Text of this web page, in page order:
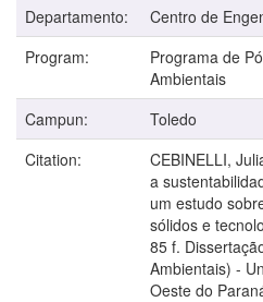
Departamento:
Centro de
Program:
Programa de
Ambientais
Campun:
Toledo
Citation:
CEBINELLI,
a
um estudo
sólidos e
85 f.
Ambientais) -
Oeste do